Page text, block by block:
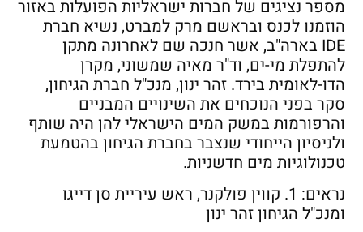
מספר נציגים של חברות ישראליות הפועלות באזור
הוזמנו לכנס ובראשם מרק למברט, נשיא חברת
IDE בארה"ב, אשר חנכה שם לאחרונה מתקן
להתפלת מי-ים, וד"ר מאיה שמשוני, מקרן
הדו-לאומית בירד. זהר ינון, מנכ"ל חברת הגיחון,
סקר בפני הנוכחים את השינויים המבניים
והרפורמות במשק המים הישראלי להן היה שותף
ולניסיון הייחודי שנצבר בחברת הגיחון בהטמעת
טכנולוגיות מים חדשניות.
נראים: 1. קווין פולקנר, ראש עיריית סן דייגו
ומנכ"ל הגיחון זהר ינון